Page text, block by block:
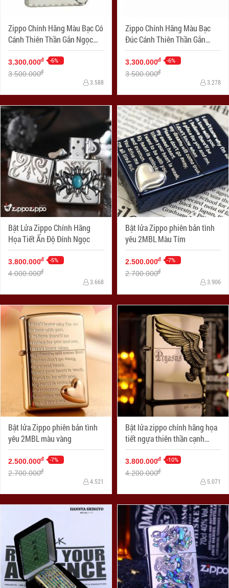
Zippo Chính Hãng Màu Bạc Có
Cánh Thiên Thần Gắn Ngọc
Xanh Bên
3.300.000đ -6%
3.500.000đ
3.588
Zippo Chính Hãng Màu Bạc
Đúc Cánh Thiên Thần Gắn
Ngọc Xanh Bên Sườn
3.300.000đ -6%
3.500.000đ
3.278
Bật Lửa Zippo Chính Hãng
Họa Tiết Ấn Độ Đính Ngọc
3.800.000đ -5%
4.000.000đ
3.668
Bật lửa Zippo phiên bản tình
yêu 2MBL Màu Tím
2.500.000đ -7%
2.700.000đ
3.906
Bật lửa Zippo phiên bản tình
yêu 2MBL màu vàng
2.500.000đ -7%
2.700.000đ
4.521
Bật lửa zippo chính hãng họa
tiết ngựa thiên thần cạnh
sườn phiên bản mạ vàng 24k
3.800.000đ -10%
4.200.000đ
5.071